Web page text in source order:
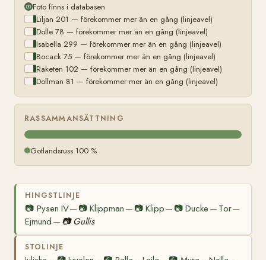
Foto finns i databasen
Liljan 201 — förekommer mer än en gång (linjeavel)
Dolle 78 — förekommer mer än en gång (linjeavel)
Isabella 299 — förekommer mer än en gång (linjeavel)
Bocack 75 — förekommer mer än en gång (linjeavel)
Raketen 102 — förekommer mer än en gång (linjeavel)
Dollman 81 — förekommer mer än en gång (linjeavel)
RASSAMMANSÄTTNING
Gotlandsruss 100 %
HINGSTLINJE
📷 Pysen IV— 📷Klippman — 📷 Klipp— 📷 Ducke — Tor—
Ejmund — 📷 Gullis
STOLINJE